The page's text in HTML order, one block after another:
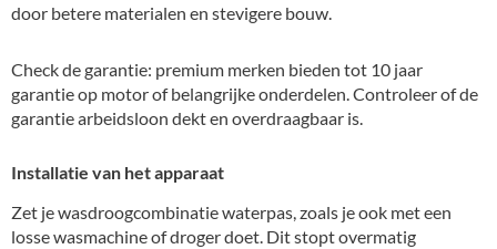
door betere materialen en stevigere bouw.
Check de garantie: premium merken bieden tot 10 jaar
garantie op motor of belangrijke onderdelen. Controleer of de
garantie arbeidsloon dekt en overdraagbaar is.
Installatie van het apparaat
Zet je wasdroogcombinatie waterpas, zoals je ook met een
losse wasmachine of droger doet. Dit stopt overmatig